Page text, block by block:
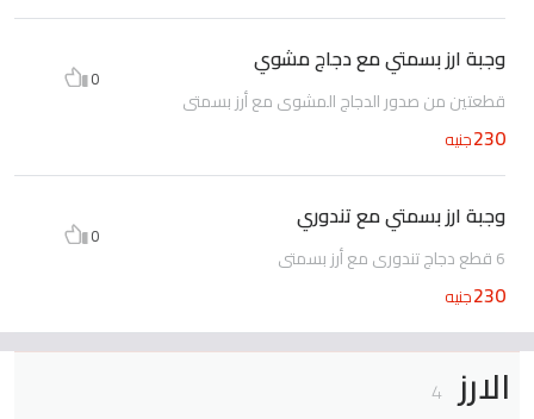
وجبة ارز بسمتي مع دجاج مشوي
قطعتين من صدور الدجاج المشوي مع أرز بسمتي
230جنيه
0
وجبة ارز بسمتي مع تندوري
6 قطع دجاج تندوري مع أرز بسمتي
230جنيه
0
الارز 4